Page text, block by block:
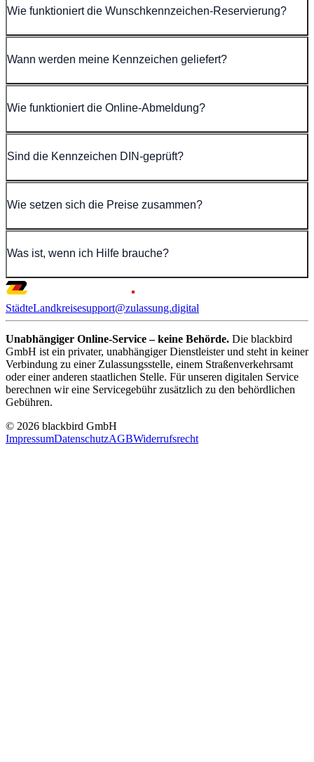
Wie funktioniert die Wunschkennzeichen-Reservierung?
Wann werden meine Kennzeichen geliefert?
Wie funktioniert die Online-Abmeldung?
Sind die Kennzeichen DIN-geprüft?
Wie setzen sich die Preise zusammen?
Was ist, wenn ich Hilfe brauche?
StädteLandkreisesupport@zulassung.digital
Unabhängiger Online-Service – keine Behörde. Die blackbird
GmbH ist ein privater, unabhängiger Dienstleister und steht in keiner
Verbindung zu einer Zulassungsstelle, einem Straßenverkehrsamt
oder einer anderen staatlichen Stelle. Für unseren digitalen Service
berechnen wir eine Servicegebühr zusätzlich zu den behördlichen
Gebühren.
© 2026 blackbird GmbH
ImpressumDatenschutzAGBWiderrufsrecht